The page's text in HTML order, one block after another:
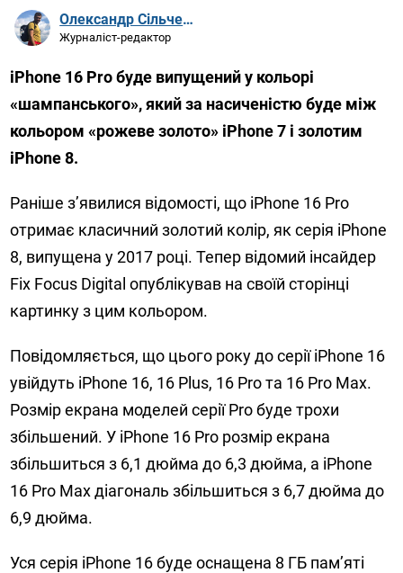
Олександр Сільченко
Журналіст-редактор
iPhone 16 Pro буде випущений у кольорі
«шампанського», який за насиченістю буде між
кольором «рожеве золото» iPhone 7 і золотим
iPhone 8.
Раніше з’явилися відомості, що iPhone 16 Pro
отримає класичний золотий колір, як серія iPhone
8, випущена у 2017 році. Тепер відомий інсайдер
Fix Focus Digital опублікував на своїй сторінці
картинку з цим кольором.
Повідомляється, що цього року до серії iPhone 16
увійдуть iPhone 16, 16 Plus, 16 Pro та 16 Pro Max.
Розмір екрана моделей серії Pro буде трохи
збільшений. У iPhone 16 Pro розмір екрана
збільшиться з 6,1 дюйма до 6,3 дюйма, а iPhone
16 Pro Max діагональ збільшиться з 6,7 дюйма до
6,9 дюйма.
Уся серія iPhone 16 буде оснащена 8 ГБ пам’яті